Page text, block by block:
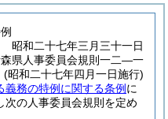
昭和二十七年三月三十一日
県人事委員会規則一二―一
(昭和二十七年四月一日施行)
義務の特例に関する条例 に
次の人事委員会規則を定め